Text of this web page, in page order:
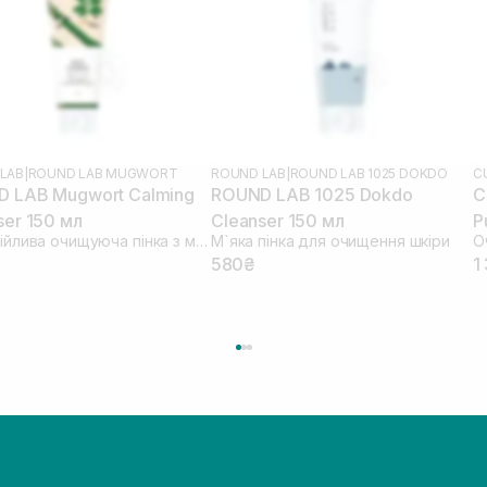
ROUND LAB MUGWORT
LAB Mugwort Calming
150 мл
Заспокійлива очищуюча пінка з морським полином
ROUND LAB ROUND LAB 1025 DOKDO
ROUND LAB 1025 Dokdo
Cleanser 150 мл
М`яка пінка для очищення шкіри
580₴